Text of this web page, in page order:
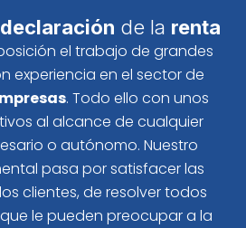
declaración de la renta
el trabajo de grandes
experiencia en el sector de
. Todo ello con unos
al alcance de cualquier
o autónomo. Nuestro
pasa por satisfacer las
clientes, de resolver todos
le pueden preocupar a la